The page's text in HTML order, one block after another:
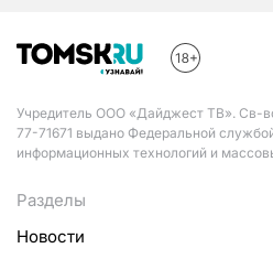
Учредитель ООО «Дайджест ТВ».
77-71671 выдано Федеральной
информационных технологий и
Разделы
Новости